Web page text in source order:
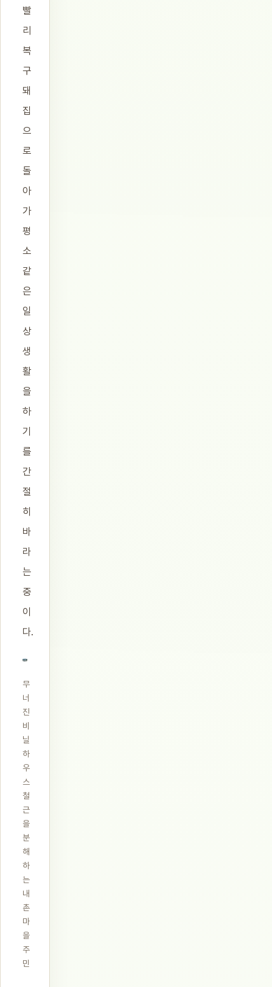
빨
리
복
구
돼
집
으
로
돌
아
가
평
소
같
은
일
상
생
활
을
하
기
를
간
절
히
바
라
는
중
이
다.
무
너
진
비
닐
하
우
스
철
근
을
분
해
하
는
내
촌
마
을
주
민